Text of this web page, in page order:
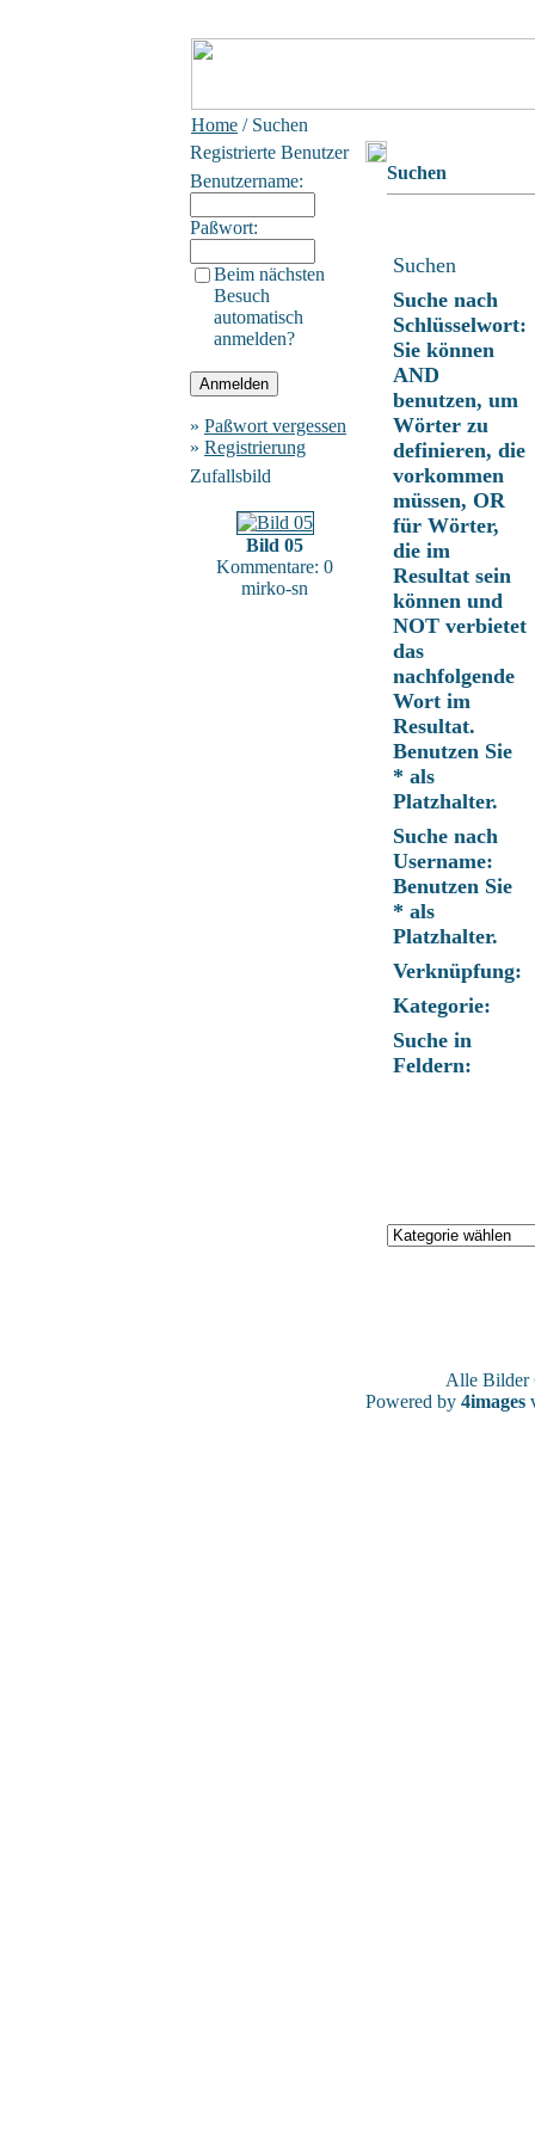
Home / Suchen
Registrierte Benutzer
Benutzername:
Paßwort:
Beim nächsten
Besuch
automatisch
anmelden?
» Paßwort vergessen
» Registrierung
Zufallsbild
Bild 05
Kommentare: 0
mirko-sn
Suchen
Suchen
Suche nach
Schlüsselwort:
Sie können
AND
benutzen, um
Wörter zu
definieren, die
vorkommen
müssen, OR
für Wörter,
die im
Resultat sein
können und
NOT verbietet
das
nachfolgende
Wort im
Resultat.
Benutzen Sie
* als
Platzhalter.
Suche nach
Username:
Benutzen Sie
* als
Platzhalter.
Verknüpfung:
Kategorie:
Suche in
Feldern:
Alle
Powered by 4images